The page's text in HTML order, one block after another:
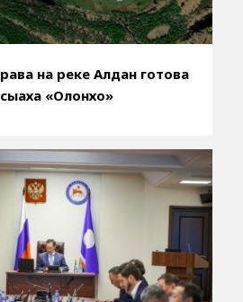
на реке Алдан готова
«Олонхо»